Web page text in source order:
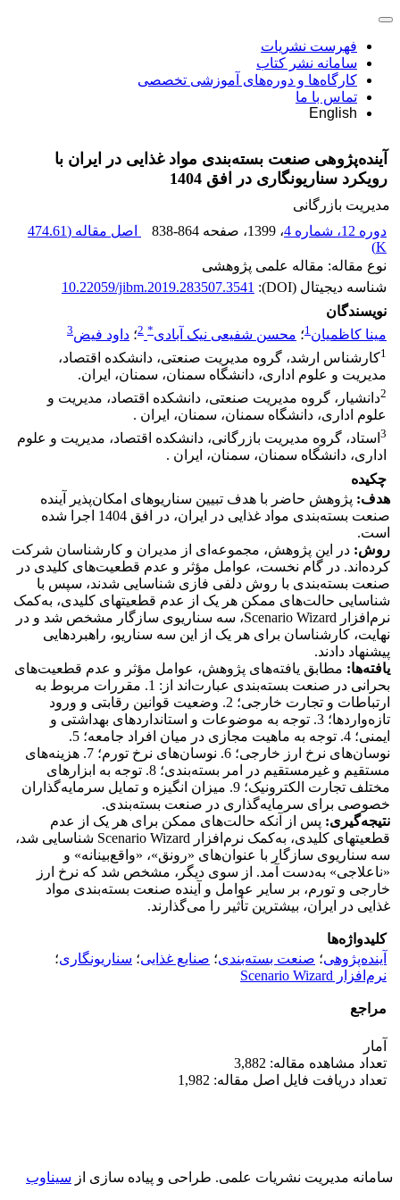
فهرست نشریات
سامانه نشر کتاب
کارگاه‌ها و دوره‌های آموزشی تخصصی
تماس با ما
English
آینده‌پژوهی صنعت بسته‌بندی مواد غذایی در ایران با
رویکرد سناریونگاری در افق 1404
مدیریت بازرگانی
دوره 12، شماره 4
، 1399 ، صفحه 838-864 اصل مقاله (474.61
K
)
نوع مقاله: مقاله علمی پژوهشی
شناسه دیجیتال (DOI):
10.22059/jibm.2019.283507.3541
نویسندگان
مینا کاظمیان1؛ محسن شفیعی نیک آبادی*
2؛ داود فیض3
1کارشناس ارشد، گروه مدیریت صنعتی، دانشکده اقتصاد،
مدیریت و علوم اداری، دانشگاه سمنان، سمنان، ایران.
2دانشیار، گروه مدیریت صنعتی، دانشکده اقتصاد، مدیریت و
علوم اداری، دانشگاه سمنان، سمنان، ایران .
3 استاد، گروه مدیریت بازرگانی، دانشکده اقتصاد، مدیریت و علوم
اداری، دانشگاه سمنان، سمنان، ایران .
چکیده
هدف:
پژوهش حاضر با هدف تبیین سناریو‎های امکان‌پذیر آینده
صنعت بسته‌بندی مواد غذایی در ایران، در افق 1404 اجرا شده
است.
روش: در این پژوهش، مجموعه‌ای از مدیران و کارشناسان شرکت
کرده‌اند. در گام نخست، عوامل مؤثر و عدم قطعیت‌های کلیدی در
صنعت بسته‌بندی با روش دلفی فازی شناسایی شدند، سپس با
شناسایی حالت‌های ممکن هر یک از عدم قطعیت‎های کلیدی، به‌کمک
نرم‌افزار Scenario Wizard، سه سناریوی سازگار مشخص شد و در
نهایت، کارشناسان برای هر یک از این سه سناریو، راهبردهایی
پیشنهاد دادند.
یافته‌ها: مطابق یافته‌های پژوهش، عوامل مؤثر و عدم قطعیت‌های
بحرانی در صنعت بسته‌بندی عبارت‌اند از: 1. مقررات مربوط به
ارتباطات و تجارت خارجی؛ 2. وضعیت قوانین رقابتی و ورود
تازه‌واردها؛ 3. توجه به موضوعات و استانداردهای بهداشتی و
ایمنی؛ 4. توجه به ماهیت مجازی در میان افراد جامعه؛ 5.
نوسان‌های نرخ ارز خارجی؛ 6. نوسان‌های نرخ تورم؛ 7. هزینه‌های
مستقیم و غیرمستقیم در امر بسته‌بندی؛ 8. توجه به ابزارهای
مختلف تجارت الکترونیک؛ 9. میزان انگیزه و تمایل سرمایه‌گذاران
خصوصی برای سرمایه‌گذاری در صنعت بسته‌بندی.
نتیجه‌گیری: پس از آنکه حالت‌های ممکن برای هر یک از عدم
قطعیت‎های کلیدی، به‌کمک نرم‌افزار Scenario Wizard شناسایی شد،
سه سناریوی سازگار با عنوان‌های «رونق»، «واقع‌بینانه» و
«ناعلاجی» به‌دست آمد. از سوی دیگر، مشخص شد که نرخ ارز
خارجی و تورم، بر سایر عوامل و آینده صنعت بسته‌بندی مواد
غذایی در ایران، بیشترین تأثیر را می‌گذارند.
کلیدواژه‌ها
آینده‌پژوهی؛ صنعت بسته‌بندی؛ صنایع غذایی؛ سناریونگاری؛
نرم‌افزار Scenario Wizard
مراجع
آمار
تعداد مشاهده مقاله: 3,882
تعداد دریافت فایل اصل مقاله: 1,982
سامانه مدیریت نشریات علمی. طراحی و پیاده سازی از سیناوب